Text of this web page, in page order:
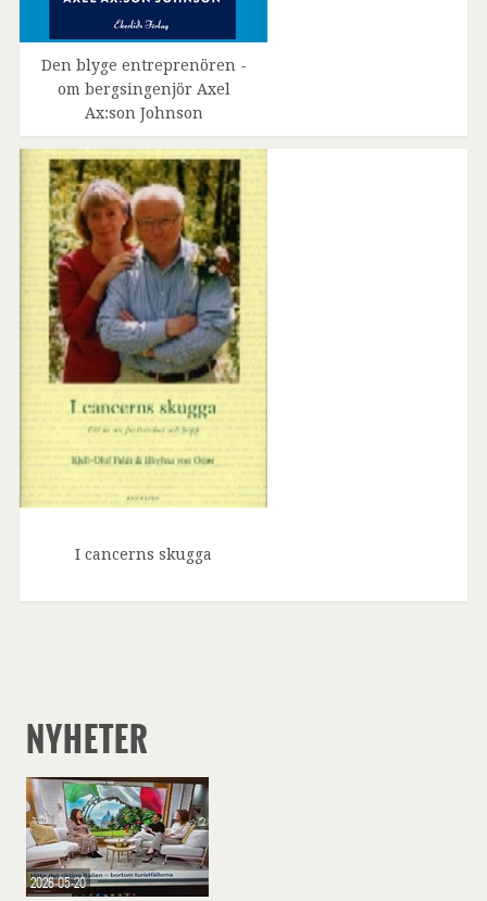
Den blyge entreprenören -
om bergsingenjör Axel
Ax:son Johnson
I cancerns skugga
NYHETER
2026-05-20